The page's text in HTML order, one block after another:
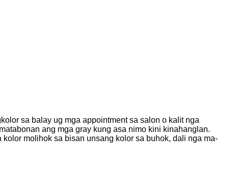
sa balay ug mga appointment sa salon o kalit nga
ang mga gray kung asa nimo kini kinahanglan.
molihok sa bisan unsang kolor sa buhok, dali nga ma-